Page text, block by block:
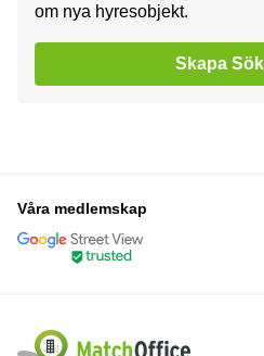
om nya hyresobjekt.
Skapa
Våra medlemskap